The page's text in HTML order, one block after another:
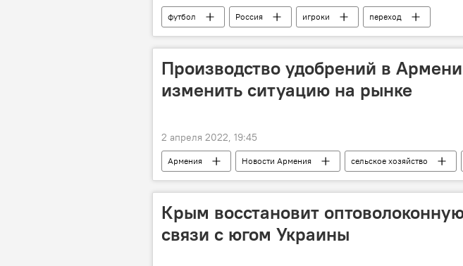
футбол Россия игроки переход
Производство удобрений в
изменить ситуацию на рынке
2 апреля 2022, 19:45
Армения Новости Армения сельское хозяйство
семенные удобрения
Крым восстановит
связи с югом Украины